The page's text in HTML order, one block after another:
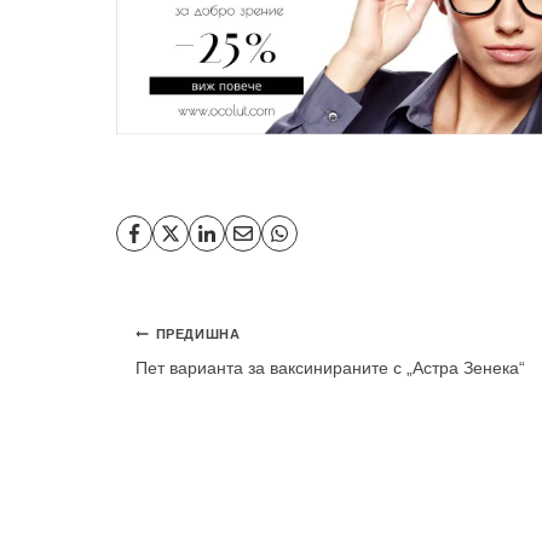
Навигация
ПРЕДИШНА
Пет варианта за ваксинираните с „Астра Зенека“